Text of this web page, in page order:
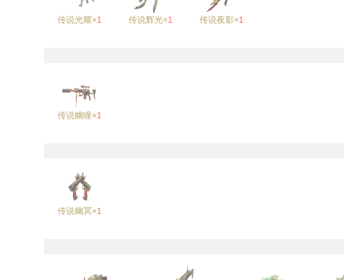
传说光耀×1 传说辉光×1 传说夜影×1
传说幽瞳×1
传说幽冥×1